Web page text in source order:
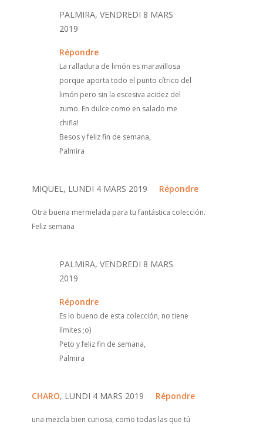
PALMIRA, VENDREDI 8 MARS
2019
Répondre
La ralladura de limón es maravillosa
porque aporta todo el punto cítrico del
limón pero sin la escesiva acidez del
zumo. En dulce como en salado me
chifla!
Besos y feliz fin de semana,
Palmira
MIQUEL, LUNDI 4 MARS 2019 Répondre
Otra buena mermelada para tu fantástica colección.
Feliz semana
PALMIRA, VENDREDI 8 MARS
2019
Répondre
Es lo bueno de esta colección, no tiene
límites ;o)
Peto y feliz fin de semana,
Palmira
CHARO, LUNDI 4 MARS 2019 Répondre
una mezcla bien curiosa, como todas las que tú